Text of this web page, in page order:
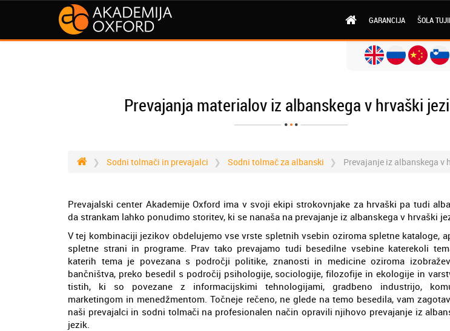
GARANCIJA ŠOLA
Prevajanja materialov iz albanskega v hrvaški
Sodni tolmači in prevajalci Sodni tolmač za albanski Prevajanje iz albanskega v
Prevajalski center Akademije Oxford ima v svoji ekipi strokovnjake za hrvaški pa tudi
da strankam lahko ponudimo storitev, ki se nanaša na prevajanje iz albanskega v hrvaški
V tej kombinaciji jezikov obdelujemo vse vrste spletnih vsebin oziroma spletne kataloge,
spletne strani in programe. Prav tako prevajamo tudi besedilne vsebine katerekoli
katerih tema je povezana s področji politike, znanosti in medicine oziroma
bančništva, preko besedil s področij psihologije, sociologije, filozofije in ekologije in
tistih, ki so povezane z informacijskimi tehnologijami, gradbeno industrijo,
marketingom in menedžmentom. Točneje rečeno, ne glede na temo besedila, vam
naši prevajalci in sodni tolmači na profesionalen način opravili njihovo prevajanje iz
jezik.